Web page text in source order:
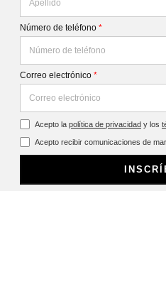
Número de teléfono *
Correo electrónico *
Acepto la política de privacidad y los
Acepto recibir comunicaciones de